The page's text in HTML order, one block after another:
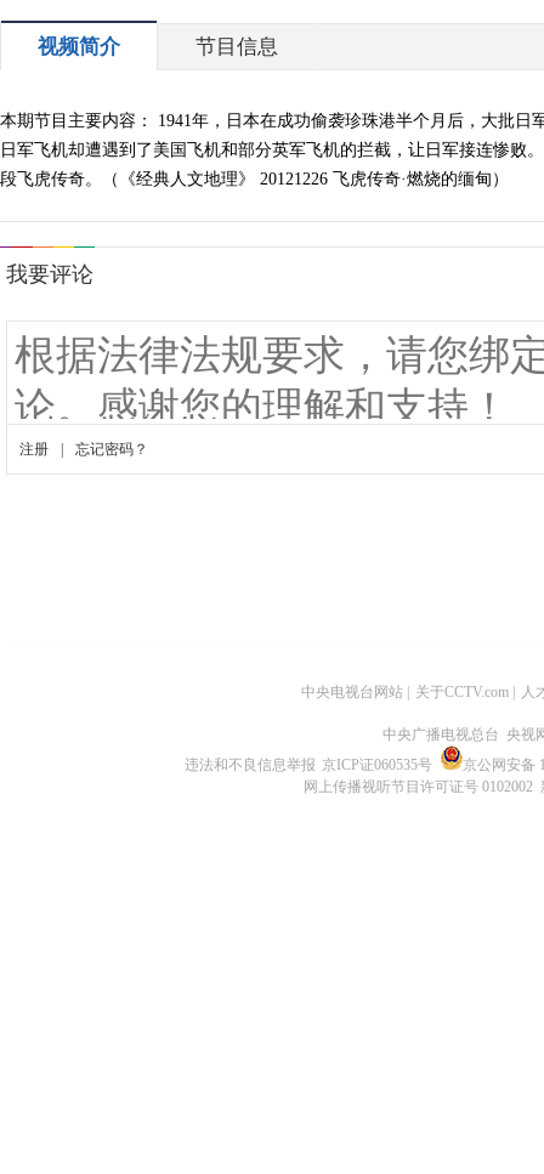
视频简介 节目信息
本期节目主要内容： 1941年，日本在成功偷袭珍珠港半个月后，大批
日军飞机却遭遇到了美国飞机和部分英军飞机的拦截，让日军接连惨
段飞虎传奇。（《经典人文地理》 20121226 飞虎传奇·燃烧的缅甸）
中央电视台网站 关于CCTV.com 人
中央广播电视总台 央视
违法和不良信息举报 京ICP证060535号
京公网安备
网上传播视听节目许可证号 0102002